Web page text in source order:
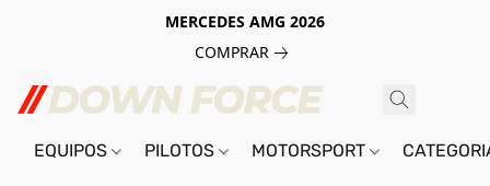
MERCEDES AMG 2026
COMPRAR
EQUIPOS PILOTOS MOTORSPORT